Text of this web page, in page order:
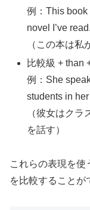
例：This book
novel I’ve read.
（この本は私
比較級 + than
例：She
students in
（彼女はク
を話す）
これらの表現を使
を比較することが